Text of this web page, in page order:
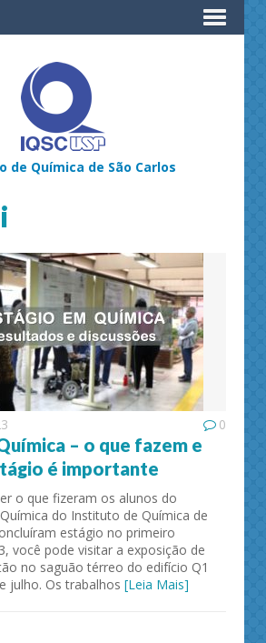
de Química de São Carlos
0
– o que fazem e
é importante
o que fizeram os alunos do
do Instituto de Química de
estágio no primeiro
você pode visitar a exposição de
no saguão térreo do edifício Q1
julho. Os trabalhos [Leia Mais]